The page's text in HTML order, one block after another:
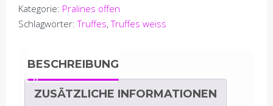
500
Gramm)
Kategorie: Pralines offen
Schlagwörter:Truffes,Truffes weiss
BESCHREIBUNG
ZUSÄTZLICHE INFORMATIONEN